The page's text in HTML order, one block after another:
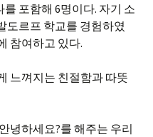
포함해 6명이다. 자기 소
도르프 학교를 경험하였
참여하고 있다.
느껴지는 친절함과 따뜻
녕하세요?를 해주는 우리